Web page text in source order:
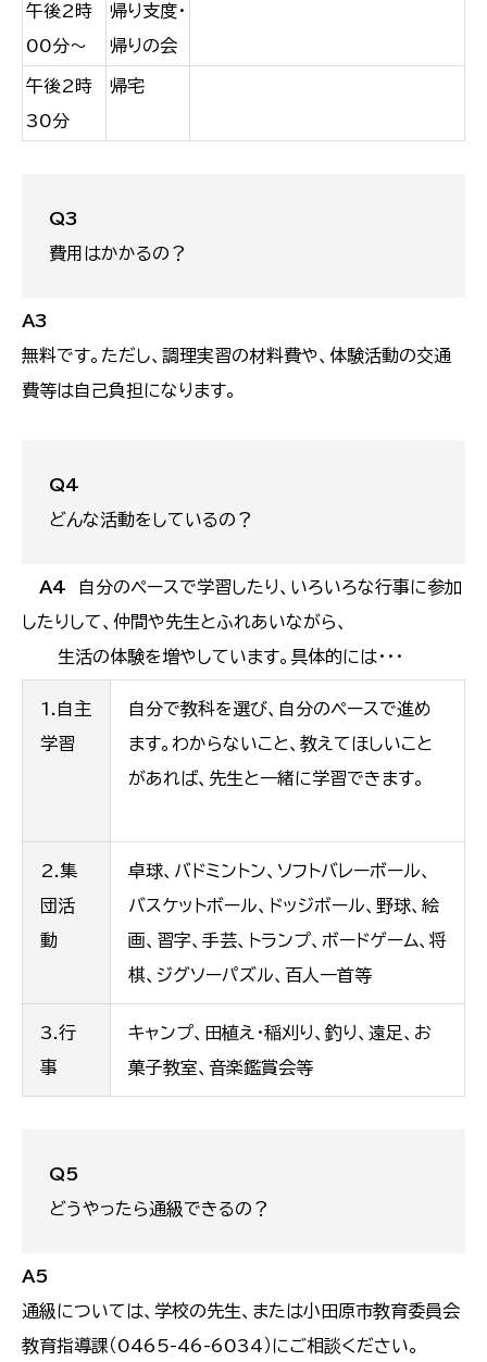
午後2時
00分～
帰り支度・
帰りの会
午後2時
30分
帰宅
Q3
費用はかかるの？
A3
無料です。ただし、調理実習の材料費や、体験活動の交通
費等は自己負担になります。
Q4
どんな活動をしているの？
A4 自分のペースで学習したり、いろいろな行事に参加
したりして、仲間や先生とふれあいながら、
生活の体験を増やしています。具体的には・・・
1.自主
学習
自分で教科を選び、自分のペースで進め
ます。わからないこと、教えてほしいこと
があれば、先生と一緒に学習できます。
2.集
団活
動
卓球、バドミントン、ソフトバレーボール、
バスケットボール、ドッジボール、野球、絵
画、習字、手芸、トランプ、ボードゲーム、将
棋、ジグソーパズル、百人一首等
3.行
事
キャンプ、田植え・稲刈り、釣り、遠足、お
菓子教室、音楽鑑賞会等
Q5
どうやったら通級できるの？
A5
通級については、学校の先生、または小田原市教育委員会
教育指導課（0465-46-6034）にご相談ください。